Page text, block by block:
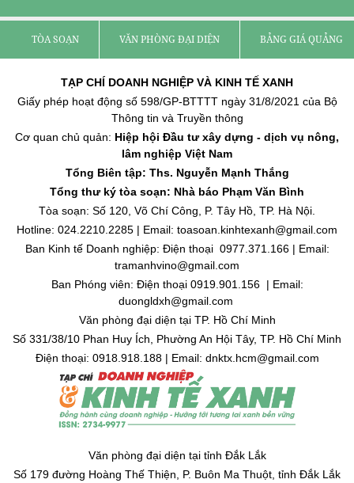
TÒA SOẠN VĂN PHÒNG ĐẠI DIỆN BẢNG GIÁ QUẢNG
TẠP CHÍ DOANH NGHIỆP VÀ KINH TẾ XANH
Giấy phép hoạt động số 598/GP-BTTTT ngày 31/8/2021 của Bộ
Thông tin và Truyền thông
Cơ quan chủ quản: Hiệp hội Đầu tư xây dựng - dịch vụ nông,
lâm nghiệp Việt Nam
Tổng Biên tập: Ths. Nguyễn Mạnh Thắng
Tổng thư ký tòa soạn: Nhà báo Phạm Văn Bình
Tòa soạn: Số 120, Võ Chí Công, P. Tây Hồ, TP. Hà Nội.
Hotline: 024.2210.2285 | Email: toasoan.kinhtexanh@gmail.com
Ban Kinh tế Doanh nghiệp: Điện thoại 0977.371.166 | Email:
tramanhvino@gmail.com
Ban Phóng viên: Điện thoại 0919.901.156 | Email:
duongldxh@gmail.com
Văn phòng đại diện tại TP. Hồ Chí Minh
Số 331/38/10 Phan Huy Ích, Phường An Hội Tây, TP. Hồ Chí Minh
Điện thoại: 0918.918.188 | Email: dnktx.hcm@gmail.com
Văn phòng đại diện tại tỉnh Đắk Lắk
Số 179 đường Hoàng Thế Thiện, P. Buôn Ma Thuột, tỉnh Đắk Lắk